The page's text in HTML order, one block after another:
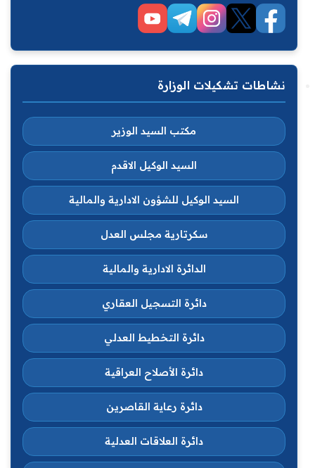
نشاطات تشكيلات الوزارة
مكتب السيد الوزير
السيد الوكيل الاقدم
السيد الوكيل للشؤون الادارية والمالية
سكرتارية مجلس العدل
الدائرة الادارية والمالية
دائرة التسجيل العقاري
دائرة التخطيط العدلي
دائرة الأصلاح العراقية
دائرة رعاية القاصرين
دائرة العلاقات العدلية